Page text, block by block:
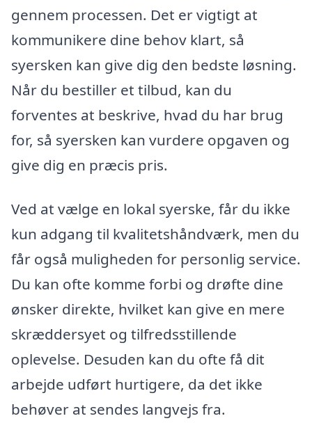
gennem processen. Det er vigtigt at
kommunikere dine behov klart, så
syersken kan give dig den bedste løsning.
Når du bestiller et tilbud, kan du
forventes at beskrive, hvad du har brug
for, så syersken kan vurdere opgaven og
give dig en præcis pris.
Ved at vælge en lokal syerske, får du ikke
kun adgang til kvalitetshåndværk, men du
får også muligheden for personlig service.
Du kan ofte komme forbi og drøfte dine
ønsker direkte, hvilket kan give en mere
skræddersyet og tilfredsstillende
oplevelse. Desuden kan du ofte få dit
arbejde udført hurtigere, da det ikke
behøver at sendes langvejs fra.